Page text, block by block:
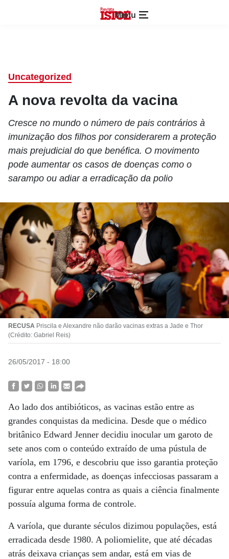
Menu
Uncategorized
A nova revolta da vacina
Cresce no mundo o número de pais contrários à
imunização dos filhos por considerarem a proteção
mais prejudicial do que benéfica. O movimento
pode aumentar os casos de doenças como o
sarampo ou adiar a erradicação da polio
RECUSA Priscila e Alexandre não darão vacinas extras a Jade e Thor
(Crédito: Gabriel Reis)
26/05/2017 - 18:00
Ao lado dos antibióticos, as vacinas estão entre as
grandes conquistas da medicina. Desde que o médico
britânico Edward Jenner decidiu inocular um garoto de
sete anos com o conteúdo extraído de uma pústula de
varíola, em 1796, e descobriu que isso garantia proteção
contra a enfermidade, as doenças infecciosas passaram a
figurar entre aquelas contra as quais a ciência finalmente
possuía alguma forma de controle.
A varíola, que durante séculos dizimou populações, está
erradicada desde 1980. A poliomielite, que até décadas
atrás deixava crianças sem andar, está em vias de